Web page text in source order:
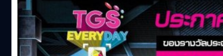
ติดตาม หรือผู้เข้าชมจนกลายเป็นอาชีพที่ได้รับความนิยมสูง
คุณนิธินันท์…
2018 แล้วคุณจะเป็นผู้โชคดีคนต่อไป
?ประกาศชื่อผู้โชคดี? กับกิจกรรม TGS EVERYDAY จากการ
ซื้อบัตรเข้างาน หรือ เสื้อยืด Thailand Game Show 2018 ทาง
TrueMoney Wallet รางวัลประจำวันที่ 24 ตุลาคม 2561 : เสื้อ